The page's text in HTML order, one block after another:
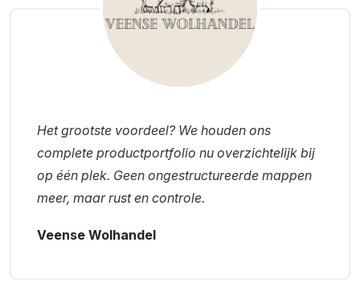
Het grootste voordeel? We houden ons
complete productportfolio nu overzichtelijk bij
op één plek. Geen ongestructureerde mappen
meer, maar rust en controle.
Veense Wolhandel